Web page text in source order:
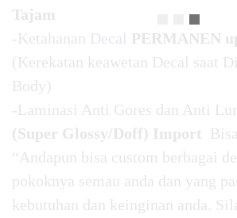
Tajam
-Ketahanan Decal PERMANEN
(Kerekatan keawetan Decal saat
Body)
-Laminasi Anti Gores dan Anti
(Super Glossy/Doff) Import
“Andapun bisa custom berbagai
pokoknya semau anda dan yang
kebutuhan dan keinginan anda.